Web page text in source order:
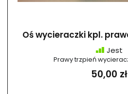
Oś wycieraczki kpl.
Jest
Prawy trzpień
50,00 zł